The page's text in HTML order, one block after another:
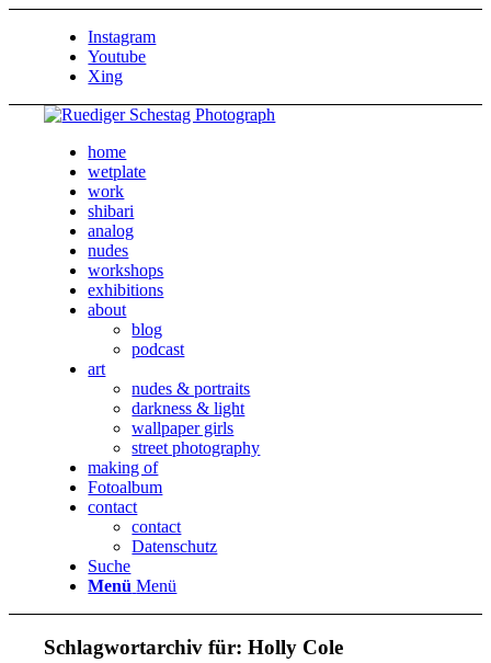
Instagram
Youtube
Xing
home
wetplate
work
shibari
analog
nudes
workshops
exhibitions
about
blog
podcast
art
nudes & portraits
darkness & light
wallpaper girls
street photography
making of
Fotoalbum
contact
contact
Datenschutz
Suche
Menü Menü
Schlagwortarchiv für:Holly Cole